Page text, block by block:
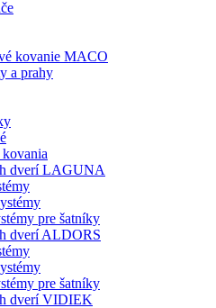
kovanie MACO
a prahy
kovania
dverí LAGUNA
pre šatníky
dverí ALDORS
pre šatníky
dverí VIDIEK